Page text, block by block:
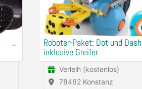
Roboter-Paket: Dot und Dash
inklusive Greifer
Verleih (kostenlos)
78462 Konstanz